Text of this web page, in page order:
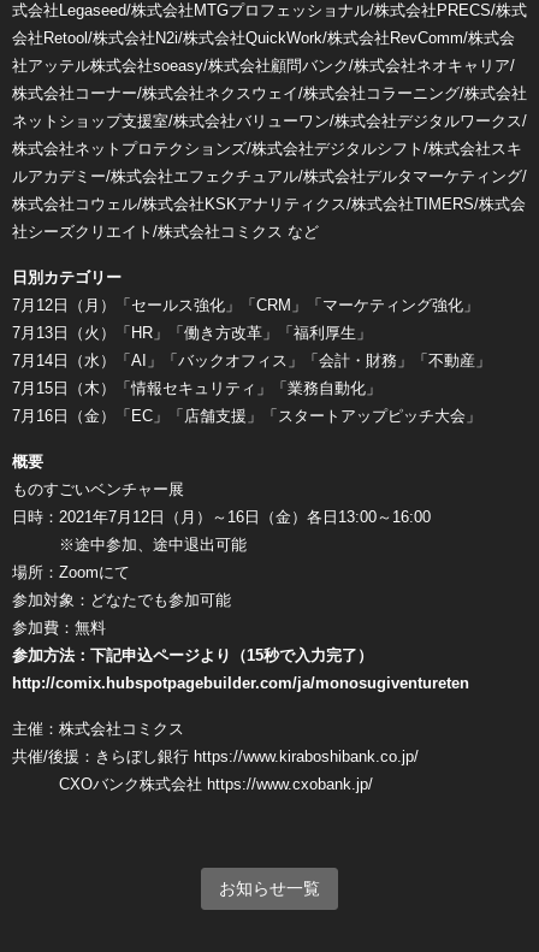
式会社Legaseed/株式会社MTGプロフェッショナル/株式会社PRECS/株式
会社Retool/株式会社N2i/株式会社QuickWork/株式会社RevComm/株式会
社アッテル株式会社soeasy/株式会社顧問バンク/株式会社ネオキャリア/
株式会社コーナー/株式会社ネクスウェイ/株式会社コラーニング/株式会社
ネットショップ支援室/株式会社バリューワン/株式会社デジタルワークス/
株式会社ネットプロテクションズ/株式会社デジタルシフト/株式会社スキ
ルアカデミー/株式会社エフェクチュアル/株式会社デルタマーケティング/
株式会社コウェル/株式会社KSKアナリティクス/株式会社TIMERS/株式会
社シーズクリエイト/株式会社コミクス など
日別カテゴリー
7月12日（月）「セールス強化」「CRM」「マーケティング強化」
7月13日（火）「HR」「働き方改革」「福利厚生」
7月14日（水）「AI」「バックオフィス」「会計・財務」「不動産」
7月15日（木）「情報セキュリティ」「業務自動化」
7月16日（金）「EC」「店舗支援」「スタートアップピッチ大会」
概要
ものすごいベンチャー展
日時：2021年7月12日（月）～16日（金）各日13:00～16:00
※途中参加、途中退出可能
場所：Zoomにて
参加対象：どなたでも参加可能
参加費：無料
参加方法：下記申込ページより（15秒で入力完了）
http://comix.hubspotpagebuilder.com/ja/monosugiventureten
主催：株式会社コミクス
共催/後援：きらぼし銀行 https://www.kiraboshibank.co.jp/
CXOバンク株式会社 https://www.cxobank.jp/
お知らせ一覧